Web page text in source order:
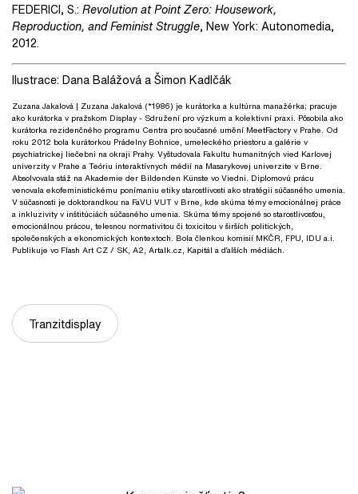
FEDERICI, S.: Revolution at Point Zero: Housework,
Reproduction, and Feminist Struggle, New York: Autonomedia,
2012.
Ilustrace: Dana Balážová a Šimon Kadlčák
Zuzana Jakalová | Zuzana Jakalová (*1986) je kurátorka a kultúrna manažérka; pracuje
ako kurátorka v pražskom Display - Sdružení pro výzkum a kolektivní praxi. Pôsobila ako
kurátorka rezidenčného programu Centra pro současné umění MeetFactory v Prahe. Od
roku 2012 bola kurátorkou Prádelny Bohnice, umeleckého priestoru a galérie v
psychiatrickej liečebni na okraji Prahy. Vyštudovala Fakultu humanitných vied Karlovej
univerzity v Prahe a Teóriu interaktívnych médií na Masarykovej univerzite v Brne.
Absolvovala stáž na Akademie der Bildenden Künste vo Viedni. Diplomovú prácu
venovala ekofeministickému ponímaniu etiky starostlivosti ako stratégii súčasného umenia.
V súčasnosti je doktorandkou na FaVU VUT v Brne, kde skúma témy emocionálnej práce
a inkluzivity v inštitúciách súčasného umenia. Skúma témy spojené so starostlivosťou,
emocionálnou prácou, telesnou normativitou či toxicitou v širších politických,
společenských a ekonomických kontextoch. Bola členkou komisií MKČR, FPU, IDU a.i.
Publikuje vo Flash Art CZ / SK, A2, Artalk.cz, Kapitál a ďalších médiách.
Tranzitdisplay